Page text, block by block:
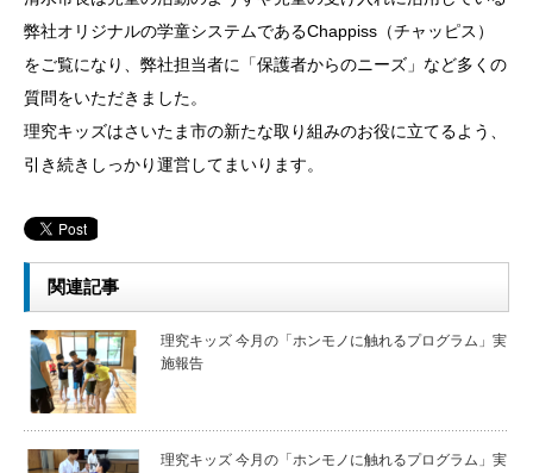
弊社オリジナルの学童システムであるChappiss（チャッピス）
をご覧になり、弊社担当者に「保護者からのニーズ」など多くの
質問をいただきました。
理究キッズはさいたま市の新たな取り組みのお役に立てるよう、
引き続きしっかり運営してまいります。
関連記事
理究キッズ 今月の「ホンモノに触れるプログラム」実
施報告
理究キッズ 今月の「ホンモノに触れるプログラム」実